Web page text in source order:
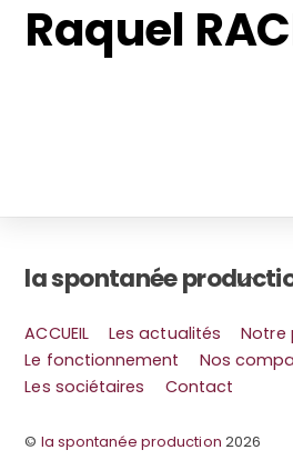
Raquel
Back
Top
la spontanée
ACCUEIL Les actualités
Notre
Le fonctionnement
Nos
Les sociétaires
Contact
© la spontanée production 2026